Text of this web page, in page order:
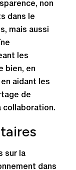
non
dans le
mais aussi
les
bien, en
aidant les
de
collaboration.
sur la
dans